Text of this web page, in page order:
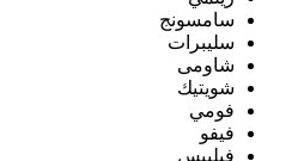
سامسونج
سليبرات
شاومى
شويتيك
فومي
فيفو
فيليبس